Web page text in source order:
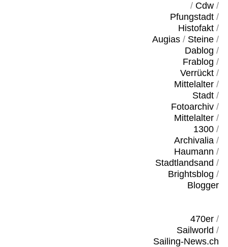
/ Cdw/
Pfungstadt/
Histofakt/
Augias/ Steine/
Dablog /
Frablog /
Verrückt/
Mittelalter/
Stadt/
Fotoarchiv/
Mittelalter/
1300/
Archivalia/
Haumann /
Stadtlandsand /
Brightsblog /
Blogger
470er/
Sailworld /
Sailing-News.ch